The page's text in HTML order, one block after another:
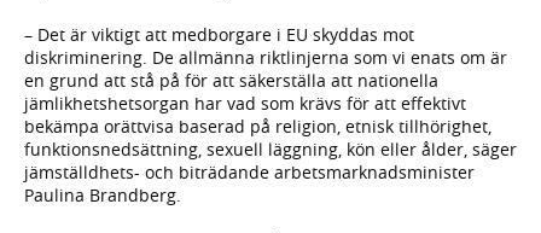
– Det är viktigt att medborgare i EU skyddas mot
diskriminering. De allmänna riktlinjerna som vi enats om är
en grund att stå på för att säkerställa att nationella
jämlikhetshetsorgan har vad som krävs för att effektivt
bekämpa orättvisa baserad på religion, etnisk tillhörighet,
funktionsnedsättning, sexuell läggning, kön eller ålder, säger
jämställdhets- och biträdande arbetsmarknadsminister
Paulina Brandberg.